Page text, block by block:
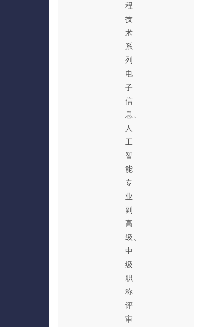
程
技
术
系
列
电
子
信
息、
人
工
智
能
专
业
副
高
级、
中
级
职
称
评
审